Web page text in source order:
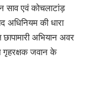
साव एवं कोचलाटांड़
अधिनियम की धारा
अभियान अवर
गृहरक्षक जवान के